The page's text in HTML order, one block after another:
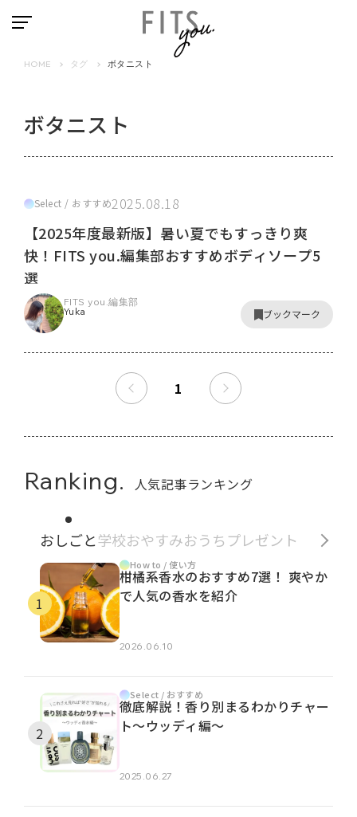
HOME タグ ボタニスト
ボタニスト
Select / おすすめ2025.08.18
【2025年度最新版】暑い夏でもすっきり爽
快！FITS you.編集部おすすめボディソープ5
選
FITS you.編集部
Yuka
ブックマーク
1
Ranking. 人気記事ランキング
おしごと学校おやすみおうち プレゼント
How to / 使い方
柑橘系香水のおすすめ7選！ 爽やか
で人気の香水を紹介
2026.06.10
Select / おすすめ
徹底解説！香り別まるわかりチャー
ト～ウッディ編～
2025.06.27